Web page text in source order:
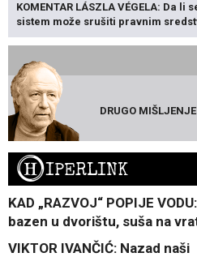
KOMENTAR LÁSZLA VÉGELA: Da li
sistem može srušiti pravnim
DRUGO
HIPERLINK
KAD „RAZVOJ“ POPIJE
bazen u dvorištu, suša na
VIKTOR IVANČIĆ: Nazad naši